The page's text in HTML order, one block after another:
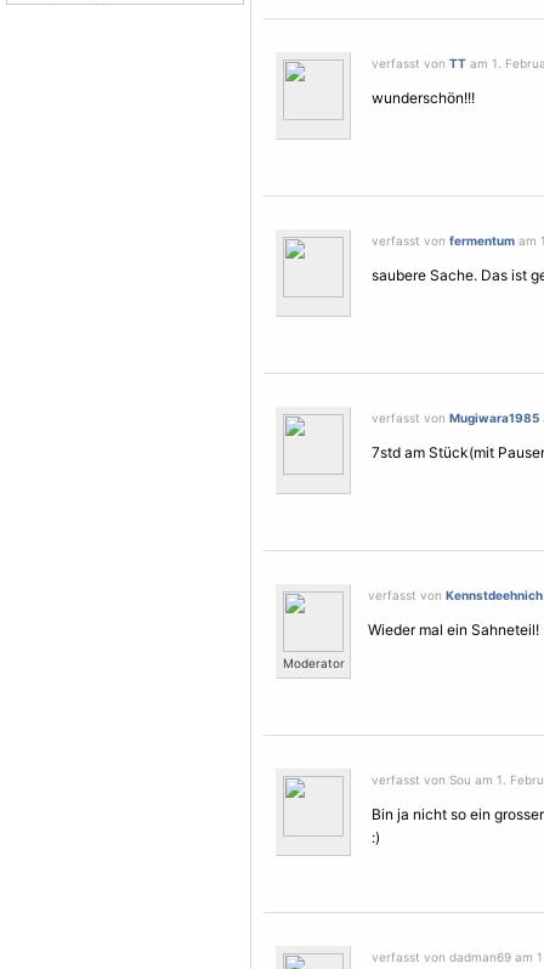
verfasst von TT am 1.
wunderschön!!!
verfasst von fermentum am
saubere Sache. Das ist
verfasst von Mugiwara1985
7std am Stück(mit
Moderator
verfasst von Kennstdeehnich
Wieder mal ein Sahneteil!
verfasst von Sou am 1.
Bin ja nicht so ein
:)
verfasst von dadman69 am